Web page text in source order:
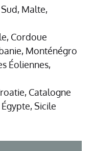
Malte,
Cordoue
Monténégro
Éoliennes,
Catalogne
Sicile